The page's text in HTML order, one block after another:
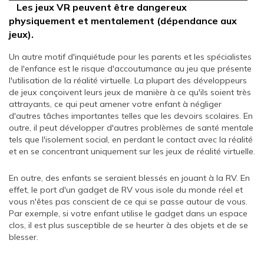
Les jeux VR peuvent être dangereux
physiquement et mentalement (dépendance aux
jeux).
Un autre motif d'inquiétude pour les parents et les spécialistes
de l'enfance est le risque d'accoutumance au jeu que présente
l'utilisation de la réalité virtuelle. La plupart des développeurs
de jeux conçoivent leurs jeux de manière à ce qu'ils soient très
attrayants, ce qui peut amener votre enfant à négliger
d'autres tâches importantes telles que les devoirs scolaires. En
outre, il peut développer d'autres problèmes de santé mentale
tels que l'isolement social, en perdant le contact avec la réalité
et en se concentrant uniquement sur les jeux de réalité virtuelle.
En outre, des enfants se seraient blessés en jouant à la RV. En
effet, le port d'un gadget de RV vous isole du monde réel et
vous n'êtes pas conscient de ce qui se passe autour de vous.
Par exemple, si votre enfant utilise le gadget dans un espace
clos, il est plus susceptible de se heurter à des objets et de se
blesser.